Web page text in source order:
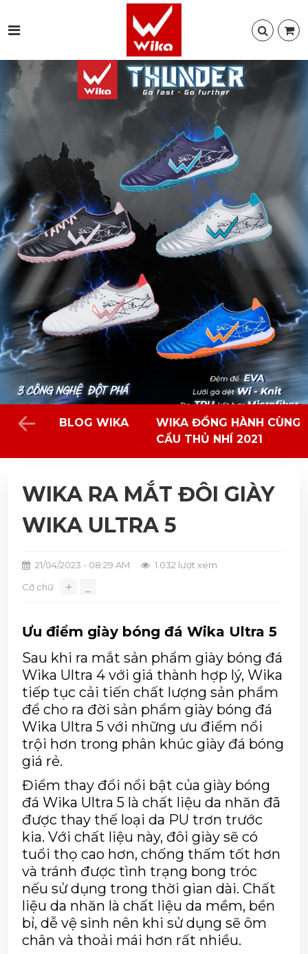
BLOG WIKA
WIKA ĐỒNG HÀNH CÙNG
CẦU THỦ NHÍ 2021
WIKA RA MẮT ĐÔI GIÀY
WIKA ULTRA 5
21/04/2023 - 08:29 AM
1.032 lượt xem
Cỡ chữ
＋
Ưu điểm giày bóng đá Wika Ultra 5
Sau khi ra mắt sản phẩm giày bóng đá
Wika Ultra 4 với giá thành hợp lý, Wika
tiếp tục cải tiến chất lượng sản phẩm
để cho ra đời sản phẩm giày bóng đá
Wika Ultra 5 với những ưu điểm nổi
trội hơn trong phân khúc giày đá bóng
giá rẻ.
Điểm thay đổi nổi bật của giày bóng
đá Wika Ultra 5 là chất liệu da nhăn đã
được thay thế loại da PU trơn trước
kia. Với chất liệu này, đôi giày sẽ có
tuổi thọ cao hơn, chống thấm tốt hơn
và tránh được tình trạng bong tróc
nếu sử dụng trong thời gian dài. Chất
liệu da nhăn là chất liệu da mềm, bền
bỉ, dễ vệ sinh nên khi sử dụng sẽ ôm
chân và thoải mái hơn rất nhiều.